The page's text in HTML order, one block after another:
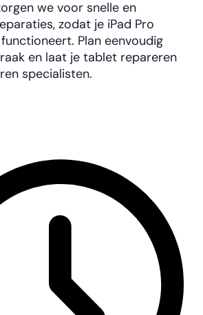
we voor snelle en
zodat je iPad Pro
Plan eenvoudig
en laat je tablet repareren
specialisten.